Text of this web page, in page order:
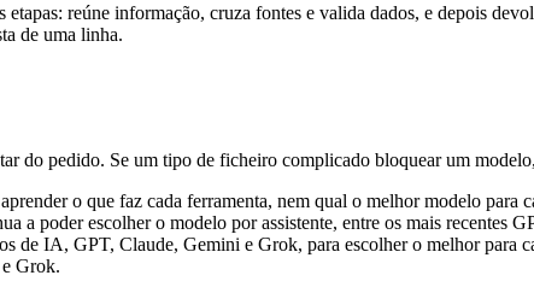
reúne informação, cruza fontes e valida dados, e depois
de uma linha.
do pedido. Se um tipo de ficheiro complicado bloquear um
o que faz cada ferramenta, nem qual o melhor modelo para
a poder escolher o modelo por assistente, entre os mais recentes
Grok.